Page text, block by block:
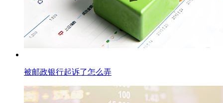
被邮政银行起诉了怎么弄